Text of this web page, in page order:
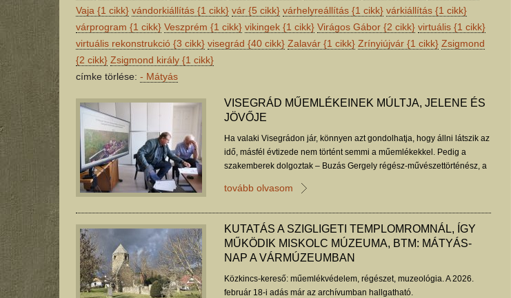
Vaja {1 cikk} vándorkiállítás {1 cikk} vár {5 cikk} várhelyreállítás {1 cikk} várkiállítás {1 cikk}
várprogram {1 cikk} Veszprém {1 cikk} vikingek {1 cikk} Virágos Gábor {2 cikk} virtuális {1 cikk}
virtuális rekonstrukció {3 cikk} visegrád {40 cikk} Zalavár {1 cikk} Zrínyiújvár {1 cikk} Zsigmond
{2 cikk} Zsigmond király {1 cikk}
címke törlése: - Mátyás
VISEGRÁD MŰEMLÉKEINEK MÚLTJA, JELENE ÉS
JÖVŐJE
Ha valaki Visegrádon jár, könnyen azt gondolhatja, hogy állni látszik az
idő, másfél évtizede nem történt semmi a műemlékekkel. Pedig a
szakemberek dolgoztak – Buzás Gergely régész-művészettörténész, a
tovább olvasom
KUTATÁS A SZIGLIGETI TEMPLOMROMNÁL, ÍGY
MŰKÖDIK MISKOLC MÚZEUMA, BTM: MÁTYÁS-
NAP A VÁRMÚZEUMBAN
Közkincs-kereső: műemlékvédelem, régészet, muzeológia. A 2026.
február 18-i adás már az archívumban hallgatható.